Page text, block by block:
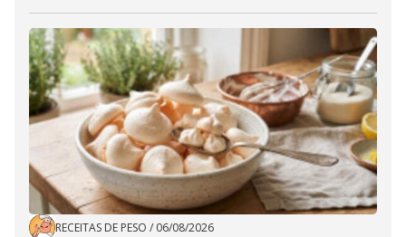
RECEITAS DE PESO / 06/08/2026